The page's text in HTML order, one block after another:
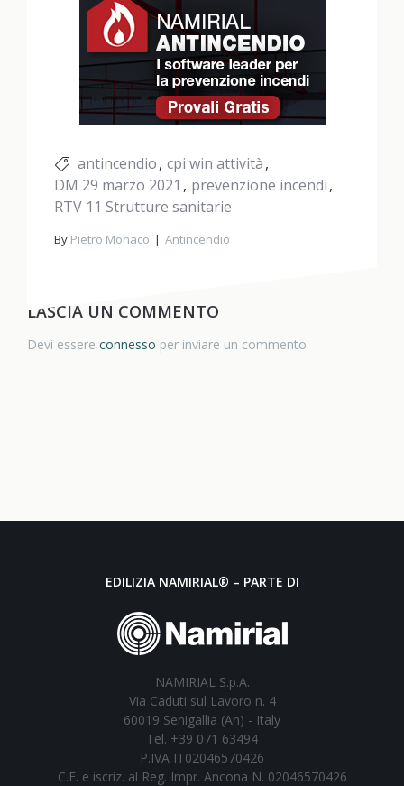
antincendio cpi win attività
DM 29 marzo 2021
prevenzione incendi
RTV 11 Strutture sanitarie
By Pietro Monaco Antincendio
LASCIA UN COMMENTO
Devi essere connesso per inviare un commento.
EDILIZIA NAMIRIAL® – PARTE DI
NAMIRIAL S.p.A.
Via Caduti sul Lavoro n. 4
60019 Senigallia (An) - Italy
Tel. +39 071 63494
P.IVA IT02046570426
C.F. e iscriz. al Reg. Impr. Ancona N. 02046570426